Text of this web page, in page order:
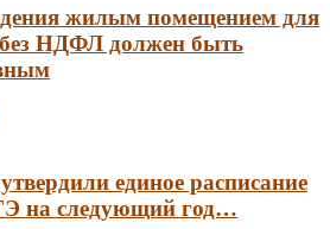
жилым помещением для
НДФЛ должен быть
единое расписание
на следующий год…